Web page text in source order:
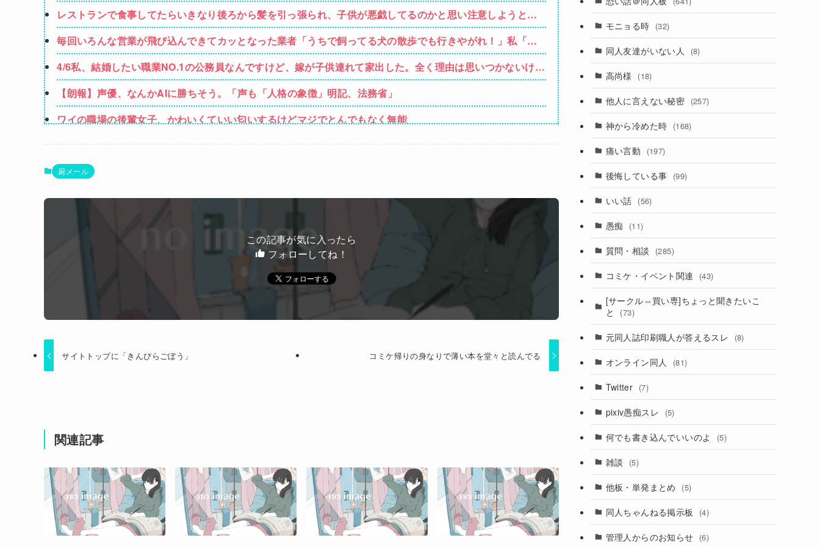
レストランで食事してたらいきなり後ろから髪を引っ張られ、子供が悪戯してるのかと思い注意しようと振
り向こうとしたら耳元でハサミの音がした！妙に頭が軽くなったと思ったら…
毎回いろんな営業が飛び込んできてカッとなった業者「うちで飼ってる犬の散歩でも行きやがれ！」私「い
いんですか！」→ すると・・・
4/6私、結婚したい職業NO.1の公務員なんですけど、嫁が子供連れて家出した。全く理由は思いつかないけど
強いてあげるとすれば母のせいかもしれない。嫁のせいでアトピー悪化しそう→
【朗報】声優、なんかAIに勝ちそう。「声も「人格の象徴」明記、法務省」
ワイの職場の後輩女子、かわいくていい匂いするけどマジでとんでもなく無能
【動画】福岡の電車、複数の駅で「チンポッ❤」というアナウンスが流れ大騒ぎwwwwwwwww
ホリエモン「面接でさ、納豆パックの薄いフィルムって何のために入っていの？って聞くわけ」
女性「レイプされました」検事「嘘では？」女性「傷ついたので訴えます」
立ち食いそばどこのが好き？ 狭山そば、富士そば、ゆで太郎、小諸そば、箱根そば、しぶそば、梅もと、い
厨メール
この記事が気に入ったら
フォローしてね！
サイトトップに「きんぴらごぼう」 コミケ帰りの身なりで薄い本を堂々と読んでる
関連記事
モニョる時 (32)
同人友達がいない人 (8)
高尚様 (18)
他人に言えない秘密 (257)
神から冷めた時 (168)
痛い言動 (197)
後悔している事 (99)
いい話 (56)
愚痴 (11)
質問・相談 (285)
コミケ・イベント関連 (43)
[サークル⇔買い専]ちょっと聞きたいこ
と
(73)
元同人誌印刷職人が答えるスレ (8)
オンライン同人 (81)
Twitter (7)
pixiv愚痴スレ (5)
何でも書き込んでいいのよ (5)
雑談 (5)
他板・単発まとめ (5)
同人ちゃんねる掲示板 (4)
管理人からのお知らせ (6)